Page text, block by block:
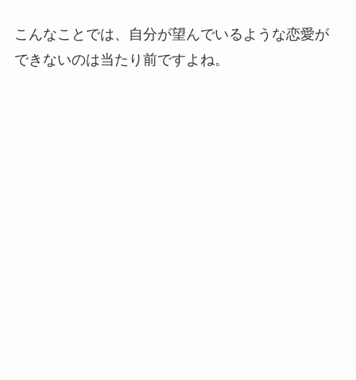
こんなことでは、自分が望んでいるような恋愛が
できないのは当たり前ですよね。